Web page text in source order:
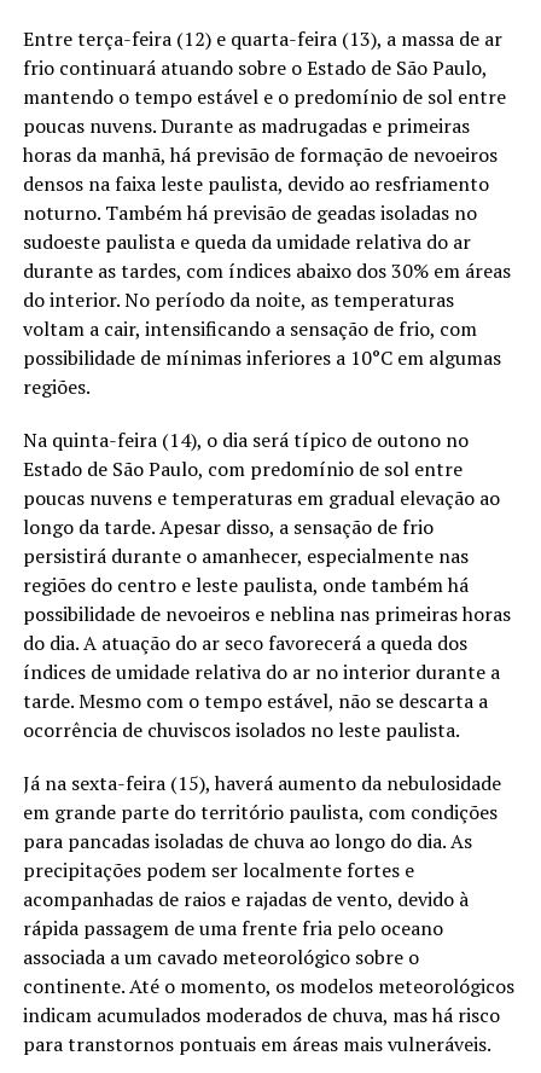
Entre terça-feira (12) e quarta-feira (13), a massa de ar
frio continuará atuando sobre o Estado de São Paulo,
mantendo o tempo estável e o predomínio de sol entre
poucas nuvens. Durante as madrugadas e primeiras
horas da manhã, há previsão de formação de nevoeiros
densos na faixa leste paulista, devido ao resfriamento
noturno. Também há previsão de geadas isoladas no
sudoeste paulista e queda da umidade relativa do ar
durante as tardes, com índices abaixo dos 30% em áreas
do interior. No período da noite, as temperaturas
voltam a cair, intensificando a sensação de frio, com
possibilidade de mínimas inferiores a 10°C em algumas
regiões.
Na quinta-feira (14), o dia será típico de outono no
Estado de São Paulo, com predomínio de sol entre
poucas nuvens e temperaturas em gradual elevação ao
longo da tarde. Apesar disso, a sensação de frio
persistirá durante o amanhecer, especialmente nas
regiões do centro e leste paulista, onde também há
possibilidade de nevoeiros e neblina nas primeiras horas
do dia. A atuação do ar seco favorecerá a queda dos
índices de umidade relativa do ar no interior durante a
tarde. Mesmo com o tempo estável, não se descarta a
ocorrência de chuviscos isolados no leste paulista.
Já na sexta-feira (15), haverá aumento da nebulosidade
em grande parte do território paulista, com condições
para pancadas isoladas de chuva ao longo do dia. As
precipitações podem ser localmente fortes e
acompanhadas de raios e rajadas de vento, devido à
rápida passagem de uma frente fria pelo oceano
associada a um cavado meteorológico sobre o
continente. Até o momento, os modelos meteorológicos
indicam acumulados moderados de chuva, mas há risco
para transtornos pontuais em áreas mais vulneráveis.